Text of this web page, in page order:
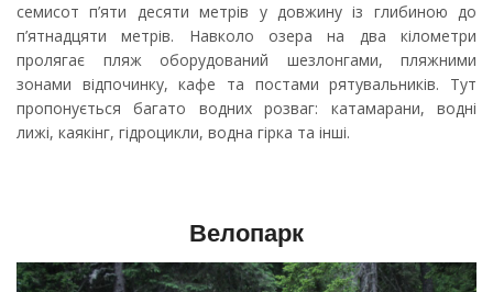
семисот п’яти десяти метрів у довжину із глибиною до
п’ятнадцяти метрів. Навколо озера на два кілометри
пролягає пляж оборудований шезлонгами, пляжними
зонами відпочинку, кафе та постами рятувальників. Тут
пропонується багато водних розваг: катамарани, водні
лижі, каякінг, гідроцикли, водна гірка та інші.
Велопарк